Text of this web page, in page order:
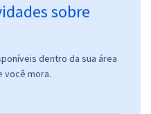
sobre
dentro da sua área
você mora.